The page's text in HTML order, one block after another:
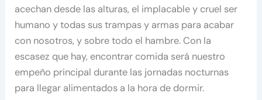
acechan desde las alturas, el implacable y cruel ser
humano y todas sus trampas y armas para acabar
con nosotros, y sobre todo el hambre. Con la
escasez que hay, encontrar comida será nuestro
empeño principal durante las jornadas nocturnas
para llegar alimentados a la hora de dormir.